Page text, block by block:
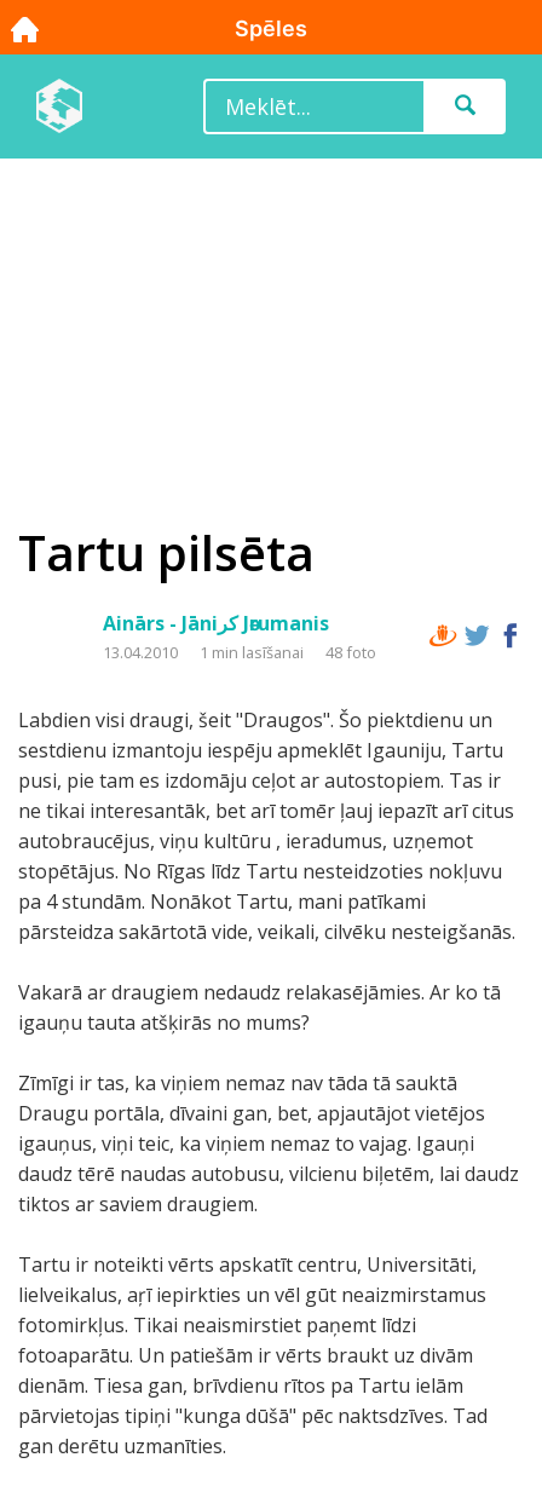
Tartu pilsēta
Ainārs - Jāniکر Jәrumanis
13.04.2010 1 min lasīšanai 48 foto
Labdien visi draugi, šeit "Draugos". Šo piektdienu un
sestdienu izmantoju iespēju apmeklēt Igauniju, Tartu
pusi, pie tam es izdomāju ceļot ar autostopiem. Tas ir
ne tikai interesantāk, bet arī tomēr ļauj iepazīt arī citus
autobraucējus, viņu kultūru , ieradumus, uzņemot
stopētājus. No Rīgas līdz Tartu nesteidzoties nokļuvu
pa 4 stundām. Nonākot Tartu, mani patīkami
pārsteidza sakārtotā vide, veikali, cilvēku nesteigšanās.
Vakarā ar draugiem nedaudz relakasējāmies. Ar ko tā
igauņu tauta atšķirās no mums?
Zīmīgi ir tas, ka viņiem nemaz nav tāda tā sauktā
Draugu portāla, dīvaini gan, bet, apjautājot vietējos
igauņus, viņi teic, ka viņiem nemaz to vajag. Igauņi
daudz tērē naudas autobusu, vilcienu biļetēm, lai daudz
tiktos ar saviem draugiem.
Tartu ir noteikti vērts apskatīt centru, Universitāti,
lielveikalus, aŗī iepirkties un vēl gūt neaizmirstamus
fotomirkļus. Tikai neaismirstiet paņemt līdzi
fotoaparātu. Un patiešām ir vērts braukt uz divām
dienām. Tiesa gan, brīvdienu rītos pa Tartu ielām
pārvietojas tipiņi "kunga dūšā" pēc naktsdzīves. Tad
gan derētu uzmanīties.